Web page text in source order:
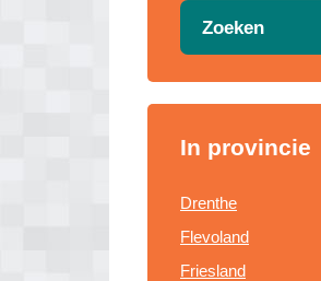
Zoeken
In provincie
Drenthe
Flevoland
Friesland